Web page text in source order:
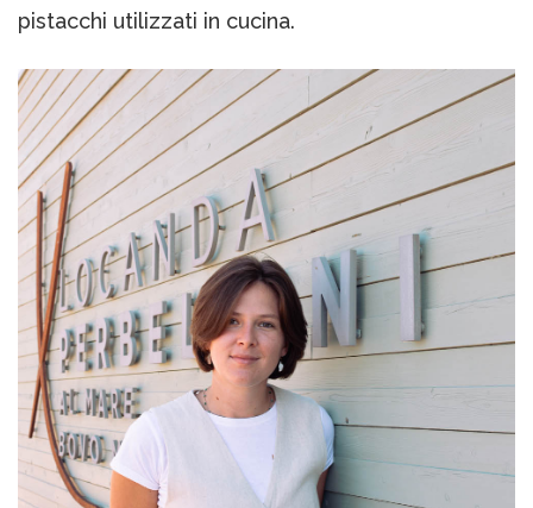
pistacchi utilizzati in cucina.